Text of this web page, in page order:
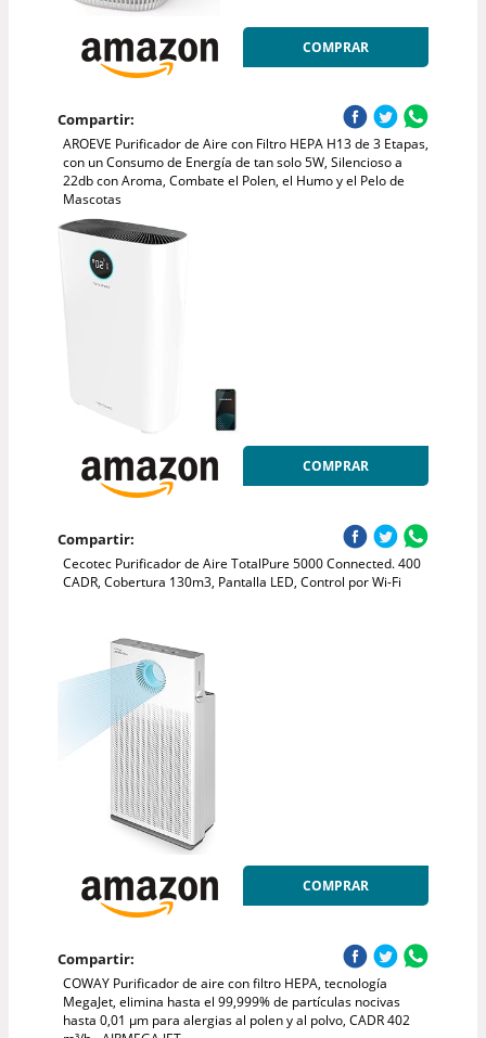
COMPRAR
Compartir:
AROEVE Purificador de Aire con Filtro HEPA H13 de 3 Etapas,
con un Consumo de Energía de tan solo 5W, Silencioso a
22db con Aroma, Combate el Polen, el Humo y el Pelo de
Mascotas
COMPRAR
Compartir:
Cecotec Purificador de Aire TotalPure 5000 Connected. 400
CADR, Cobertura 130m3, Pantalla LED, Control por Wi-Fi
COMPRAR
Compartir:
COWAY Purificador de aire con filtro HEPA, tecnología
MegaJet, elimina hasta el 99,999% de partículas nocivas
hasta 0,01 µm para alergias al polen y al polvo, CADR 402